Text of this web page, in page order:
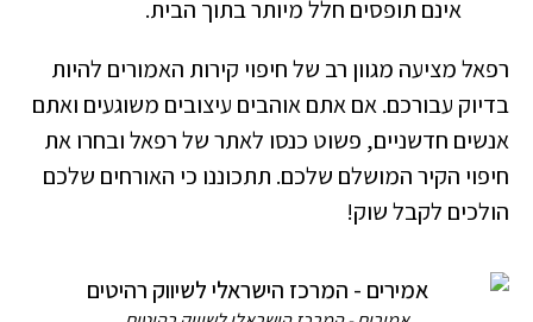
אינם תופסים חלל מיותר בתוך הבית.
רפאל מציעה מגוון רב של חיפוי קירות האמורים להיות
בדיוק עבורכם. אם אתם אוהבים עיצובים משוגעים ואתם
אנשים חדשניים, פשוט כנסו לאתר של רפאל ובחרו את
חיפוי הקיר המושלם שלכם. תתכוננו כי האורחים שלכם
הולכים לקבל שוק!